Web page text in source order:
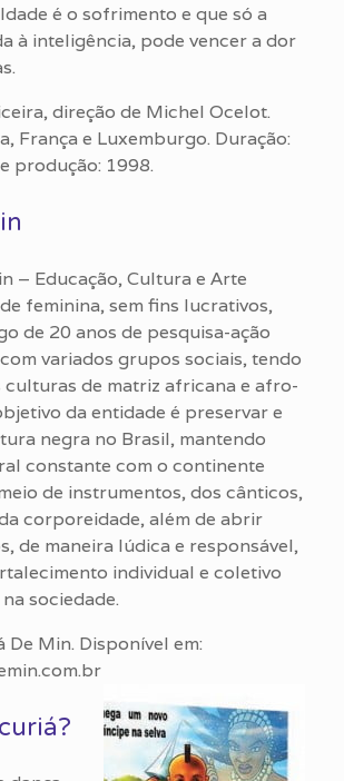
é o sofrimento e que só a
à inteligência, pode vencer a dor
direção de Michel Ocelot.
França e Luxemburgo. Duração:
produção: 1998.
– Educação, Cultura e Arte
feminina, sem fins lucrativos,
de 20 anos de pesquisa-ação
variados grupos sociais, tendo
culturas de matriz africana e afro-
da entidade é preservar e
negra no Brasil, mantendo
constante com o continente
de instrumentos, dos cânticos,
corporeidade, além de abrir
de maneira lúdica e responsável,
individual e coletivo
sociedade.
De Min. Disponível em: